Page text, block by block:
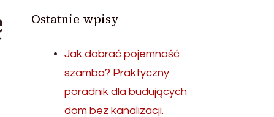
Ostatnie wpisy
Jak dobrać pojemność
szamba? Praktyczny
poradnik dla budujących
dom bez kanalizacji.